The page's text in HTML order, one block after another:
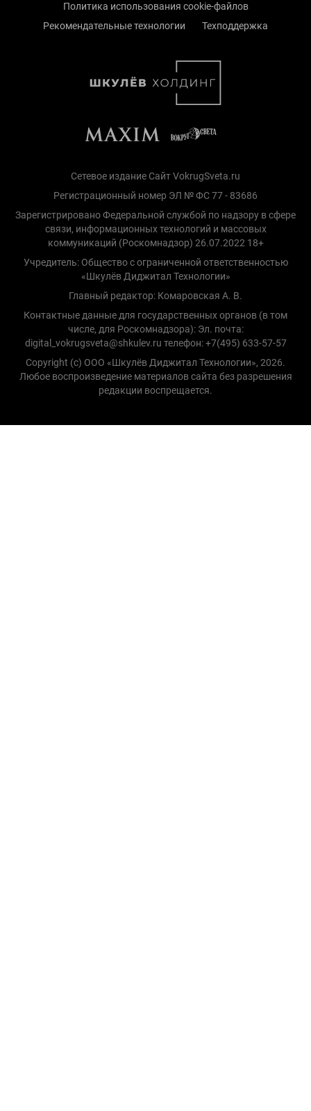
Политика использования cookie-файлов
Рекомендательные технологии
Техподдержка
Сетевое издание Сайт VokrugSveta.ru
Регистрационный номер ЭЛ № ФС 77 - 83686
Зарегистрировано Федеральной службой по надзору в сфере
связи, информационных технологий и массовых
коммуникаций (Роскомнадзор) 26.07.2022 18+
Учредитель: Общество с ограниченной ответственностью
«Шкулёв Диджитал Технологии»
Главный редактор: Комаровская А. В.
Контактные данные для государственных органов (в том
числе, для Роскомнадзора): Эл. почта:
digital_vokrugsveta@shkulev.ru телефон: +7(495) 633-57-57
Copyright (с) ООО «Шкулёв Диджитал Технологии», 2026.
Любое воспроизведение материалов сайта без разрешения
редакции воспрещается.